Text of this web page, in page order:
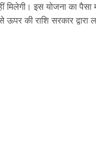
मिलेगी। इस योजना
की राशि सरकार